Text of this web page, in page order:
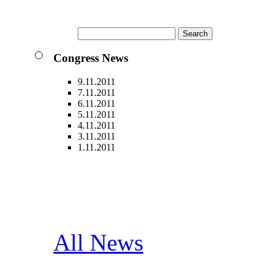
Congress News
9.11.2011
7.11.2011
6.11.2011
5.11.2011
4.11.2011
3.11.2011
1.11.2011
All News